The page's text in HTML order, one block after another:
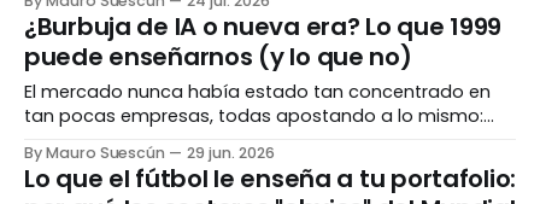
caminos completamente opuestos. Entender el cómo
importa tanto como el cuánto. El número que todos
admiran Hay una métrica que separa a las empresas
¿Burbuja de IA o nueva era? Lo que 1999
puede enseñarnos (y lo que no)
El mercado nunca había estado tan concentrado en
tan pocas empresas, todas apostando a lo mismo:
inteligencia artificial. Para algunos es 1999 otra vez. Para
otros, es diferente esta vez. La verdad, como casi
siempre, vive en los matices. La pregunta que todos se
By Mauro Suescún 29 jun. 2026
Lo que el fútbol le enseña a tu portafolio: